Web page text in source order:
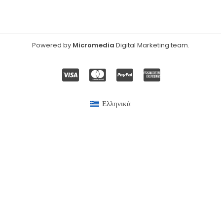
Powered by Micromedia Digital Marketing team.
Ελληνικά